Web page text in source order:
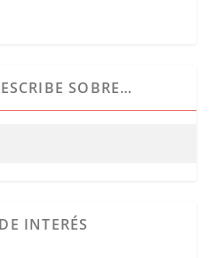
SOBRE…
INTERÉS